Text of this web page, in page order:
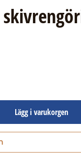
Lägg i varukorgen